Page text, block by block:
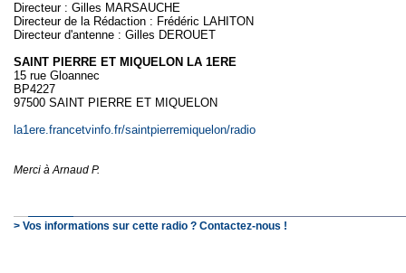
Directeur : Gilles MARSAUCHE
Directeur de la Rédaction : Frédéric LAHITON
Directeur d'antenne : Gilles DEROUET
SAINT PIERRE ET MIQUELON LA 1ERE
15 rue Gloannec
BP4227
97500 SAINT PIERRE ET MIQUELON
la1ere.francetvinfo.fr/saintpierremiquelon/radio
Merci à Arnaud P.
> Vos informations sur cette radio ? Contactez-nous !